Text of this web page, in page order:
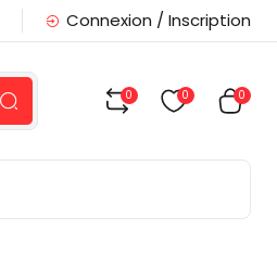
Connexion / Inscription
0 0 0